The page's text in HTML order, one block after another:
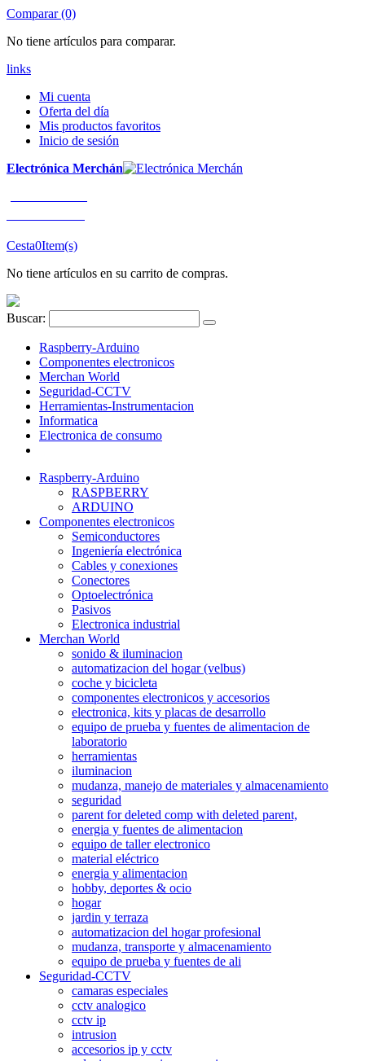
Comparar (0)
No tiene artículos para comparar.
links
Mi cuenta
Oferta del día
Mis productos favoritos
Inicio de sesión
Electrónica Merchán
Cesta0Item(s)
No tiene artículos en su carrito de compras.
Buscar:
Raspberry-Arduino
Componentes electronicos
Merchan World
Seguridad-CCTV
Herramientas-Instrumentacion
Informatica
Electronica de consumo
Raspberry-Arduino
RASPBERRY
ARDUINO
Componentes electronicos
Semiconductores
Ingeniería electrónica
Cables y conexiones
Conectores
Optoelectrónica
Pasivos
Electronica industrial
Merchan World
sonido & iluminacion
automatizacion del hogar (velbus)
coche y bicicleta
componentes electronicos y accesorios
electronica, kits y placas de desarrollo
equipo de prueba y fuentes de alimentacion de
laboratorio
herramientas
iluminacion
mudanza, manejo de materiales y almacenamiento
seguridad
parent for deleted comp with deleted parent,
energia y fuentes de alimentacion
equipo de taller electronico
material eléctrico
energia y alimentacion
hobby, deportes & ocio
hogar
jardin y terraza
automatizacion del hogar profesional
mudanza, transporte y almacenamiento
equipo de prueba y fuentes de ali
Seguridad-CCTV
camaras especiales
cctv analogico
cctv ip
intrusion
accesorios ip y cctv